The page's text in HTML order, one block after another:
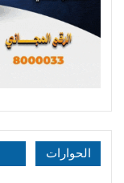
الحوارات